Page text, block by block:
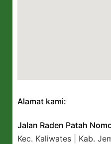
Alamat kami:
Jalan Raden Patah
Kec. Kaliwates | Kab.